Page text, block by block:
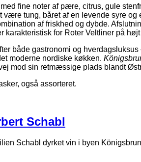
fine noter af pære, citrus, gule
være tung, båret af en levende syre og
af friskhed og dybde.
karakteristisk for Roter Veltliner på
både gastronomi og
moderne nordiske køkken.
mod sin retmæssige plads blandt
også assorteret.
Schabl
Schabl dyrket vin i byen